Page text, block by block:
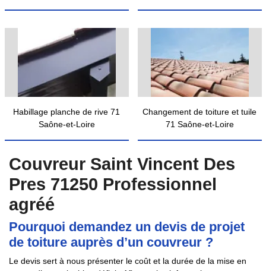
Habillage planche de rive 71
Saône-et-Loire
Changement de toiture et tuile
71 Saône-et-Loire
Couvreur Saint Vincent Des
Pres 71250 Professionnel
agréé
Pourquoi demandez un devis de projet
de toiture auprès d’un couvreur ?
Le devis sert à nous présenter le coût et la durée de la mise en